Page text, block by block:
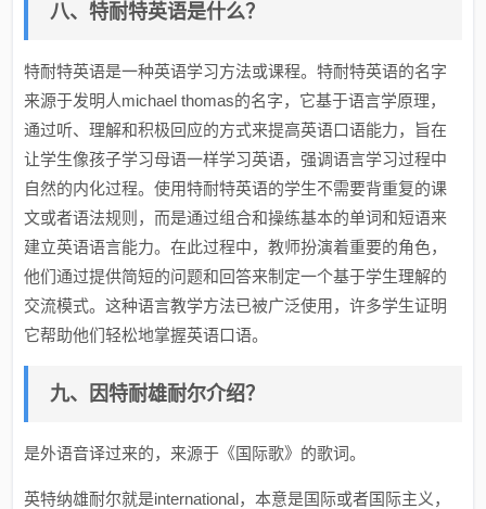
八、特耐特英语是什么？
特耐特英语是一种英语学习方法或课程。特耐特英语的名字
来源于发明人michael thomas的名字，它基于语言学原理，
通过听、理解和积极回应的方式来提高英语口语能力，旨在
让学生像孩子学习母语一样学习英语，强调语言学习过程中
自然的内化过程。使用特耐特英语的学生不需要背重复的课
文或者语法规则，而是通过组合和操练基本的单词和短语来
建立英语语言能力。在此过程中，教师扮演着重要的角色，
他们通过提供简短的问题和回答来制定一个基于学生理解的
交流模式。这种语言教学方法已被广泛使用，许多学生证明
它帮助他们轻松地掌握英语口语。
九、因特耐雄耐尔介绍？
是外语音译过来的，来源于《国际歌》的歌词。
英特纳雄耐尔就是international，本意是国际或者国际主义，